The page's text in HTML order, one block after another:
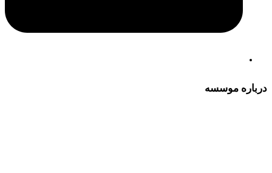
درباره موسسه